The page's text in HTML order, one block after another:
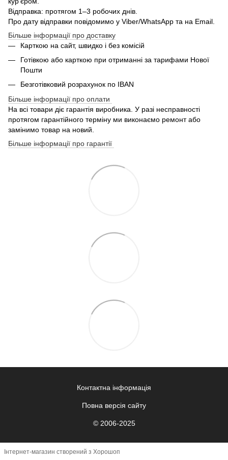
Відправка: протягом 1–3 робочих днів.
Про дату відправки повідомимо у Viber/WhatsApp та на Email.
Більше інформації про доставку
Карткою на сайт, швидко і без комісій
Готівкою або карткою при отриманні за тарифами Нової
Пошти
Безготівковий розрахунок по IBAN
Більше інформації про оплати
На всі товари діє гарантія виробника. У разі несправності
протягом гарантійного терміну ми виконаємо ремонт або
замінимо товар на новий.
Більше інформації про гарантії
Контактна інформація
Повна версія сайту
© 2006-2025
Інтернет-магазин створений з Хорошоп